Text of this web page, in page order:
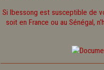
Si Ibessong est susceptible de
soit en France ou au Sénégal,